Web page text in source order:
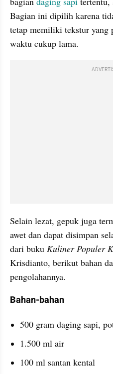
Bagian ini dipilih karena
tetap memiliki tekstur yang
waktu cukup lama.
Selain lezat, gepuk juga
awet dan dapat disimpan
dari buku Kuliner Populer
Krisdianto, berikut bahan
pengolahannya.
Bahan-bahan
500 gram daging sapi,
1.500 ml air
100 ml santan kental